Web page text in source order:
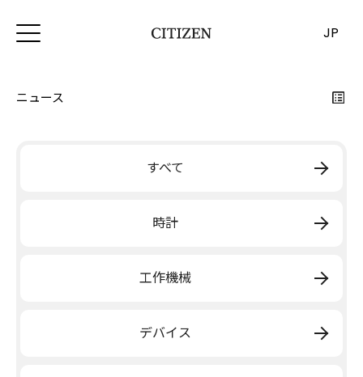
JP
ニュース
すべて
時計
工作機械
デバイス